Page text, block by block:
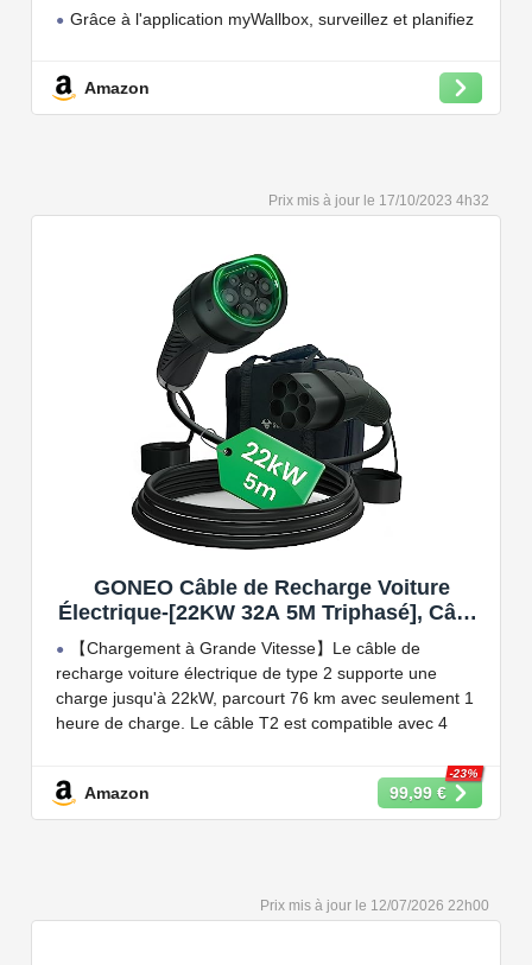
Grâce à l'application myWallbox, surveillez et planifiez
Convient à une installation à l'intérieur et à l'extérieur,
Capacité de charge à puissance réglable jusqu'à 22
kW. Câble de charge Type 2 de 5 ou 7 mètres de long.
Compatible avec tous les compteurs d'énergie Wallbox
permettant d'éviter les pannes de courant, les surprises
sur vos factures d'énergie et de charger votre VE avec
vos panneaux solaires.
Amazon
17/10/2023 4h32
GONEO Câble de Recharge Voiture
Électrique-[22KW 32A 5M Triphasé], Câble
Type 2 à Type 2 EV/PHEV, Câble T2 avec
Sac de Transport, Compatible avec Model
3/S/X/Y, e-208, ID.5, E-Tron, IONIQ 5, Zoe,
etc
【Chargement à Grande Vitesse】Le câble de
recharge voiture électrique de type 2 supporte une
charge jusqu'à 22kW, parcourt 76 km avec seulement 1
heure de charge. Le câble T2 est compatible avec 4
【Conception Sécurisée】Nos câbles type 2 vous
de recharge de type 1, CCS1, CHAdeMO et GB/T.
Amazon 99,99 €
-23%
12/07/2026 22h00